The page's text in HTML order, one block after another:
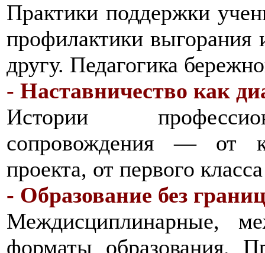
Практики поддержки
профилактики выгорания
другу. Педагогика
- Наставничество как
Истории
сопровождения — от
проекта, от первого
- Образование без
Междисциплинарные,
форматы образования.